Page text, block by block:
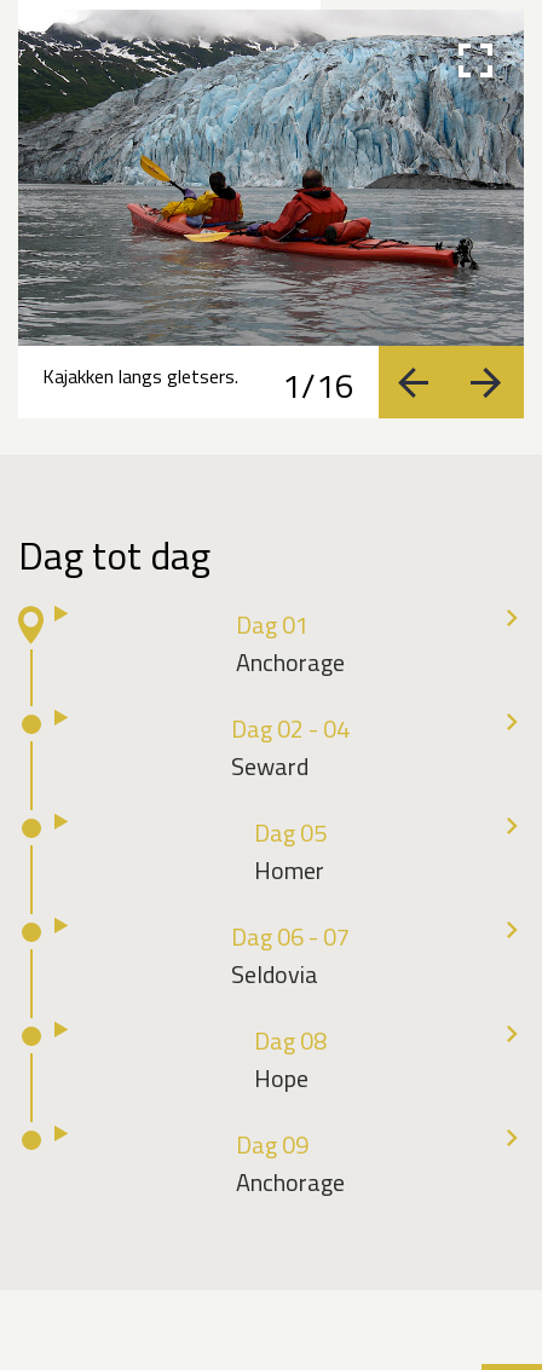
1/16 vorige
Kajakken langs gletsers.
Dag tot dag
Dag 01
Anchorage
Dag 02 - 04
Seward
Dag 05
Homer
Dag 06 - 07
Seldovia
Dag 08
Hope
Dag 09
Anchorage